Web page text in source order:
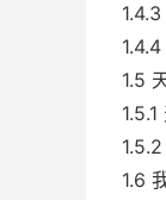
1.5
1.6